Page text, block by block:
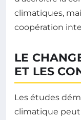
climatiques,
coopération
LE
ET LES
Les études
climatique peut